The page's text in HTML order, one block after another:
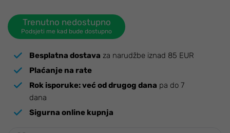
Trenutno nedostupno
Podsjeti me kad bude dostupno
Besplatna dostava za narudžbe iznad 85 EUR
Plaćanje na rate
Rok isporuke:već od drugog dana pa do 7
dana
Sigurna online kupnja